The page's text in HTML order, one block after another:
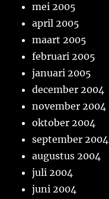
mei 2005
april 2005
maart 2005
februari 2005
januari 2005
december 2004
november 2004
oktober 2004
september 2004
augustus 2004
juli 2004
juni 2004